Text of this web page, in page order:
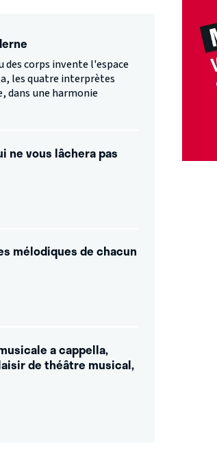
corps invente l'espace
les quatre interprètes
dans une harmonie
ne vous lâchera pas
mélodiques de chacun
a cappella,
de théâtre musical,